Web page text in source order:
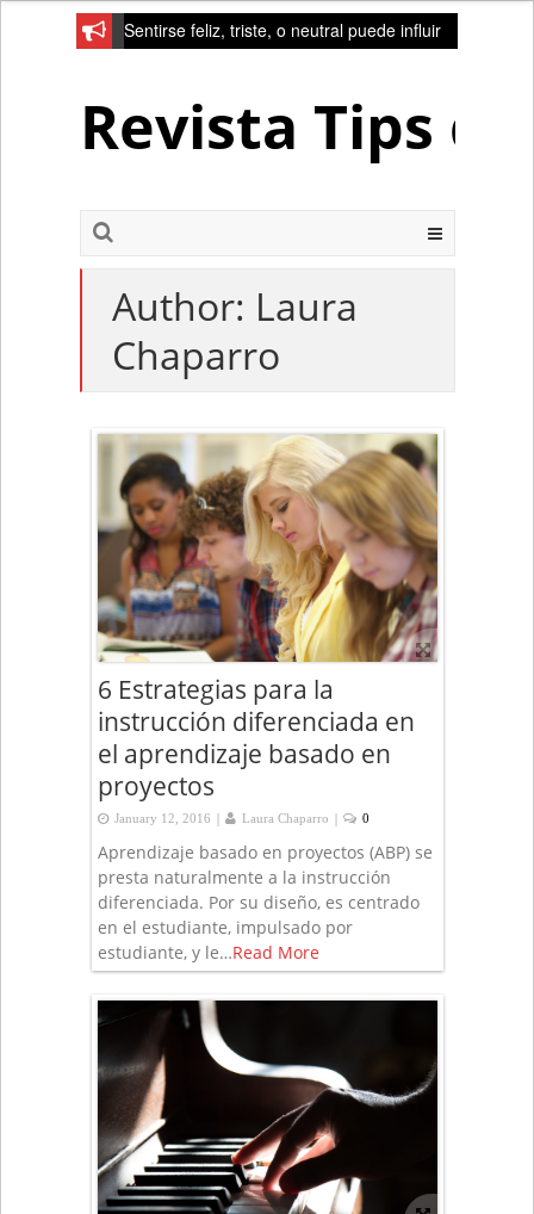
Sentirse feliz, triste, o neutral puede influir
Revista Tips
Author: Laura
Chaparro
6 Estrategias para la
instrucción diferenciada en
el aprendizaje basado en
proyectos
January 12, 2016 | Laura Chaparro | 0
Aprendizaje basado en proyectos (ABP) se
presta naturalmente a la instrucción
diferenciada. Por su diseño, es centrado
en el estudiante, impulsado por
estudiante, y le…Read More